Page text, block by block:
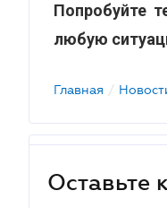
Попробуйте
любую
Главная /
Оставьте